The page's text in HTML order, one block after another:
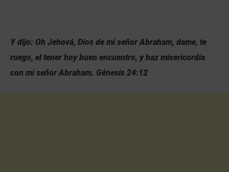
Y dijo: Oh Jehová, Dios de mi señor Abraham, dame, te
ruego, el tener hoy buen encuentro, y haz misericordia
con mi señor Abraham. Génesis 24:12